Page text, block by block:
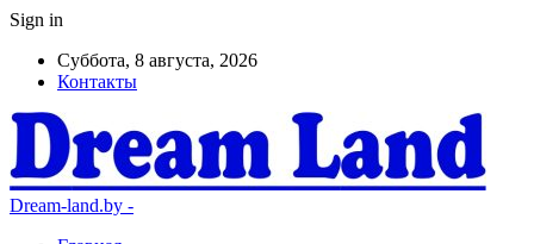
Sign in
Суббота, 8 августа, 2026
Контакты
Dream-land.by -